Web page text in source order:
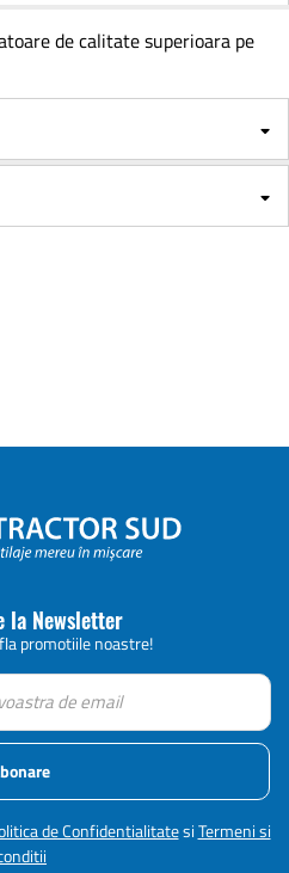
de calitate superioara pe
la Newsletter
promotiile noastre!
de ConfidentialitatesiTermeni si